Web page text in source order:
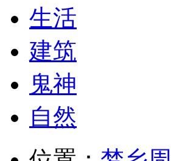
生活
建筑
鬼神
自然